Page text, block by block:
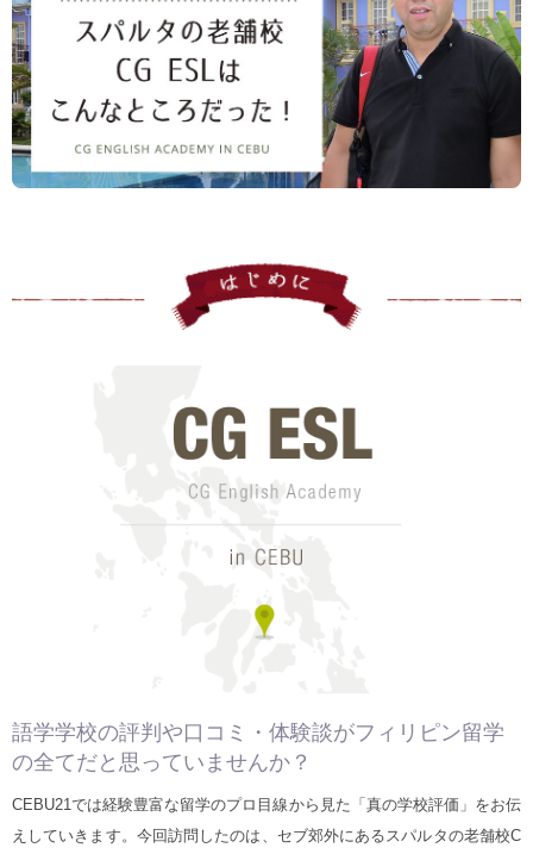
語学学校の評判や口コミ・体験談がフィリピン留学
の全てだと思っていませんか？
CEBU21では経験豊富な留学のプロ目線から見た「真の学校評価」をお伝
えしていきます。今回訪問したのは、セブ郊外にあるスパルタの老舗校C